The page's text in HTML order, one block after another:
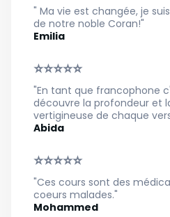
" Ma vie est changée, je
de notre noble Coran!"
Emilia
⭐⭐⭐⭐⭐
"En tant que francophone
découvre la profondeur et
vertigineuse de chaque
Abida
⭐⭐⭐⭐⭐
"Ces cours sont des
coeurs malades."
Mohammed